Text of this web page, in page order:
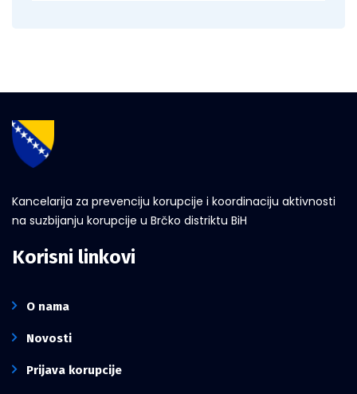
Kancelarija za prevenciju korupcije i koordinaciju aktivnosti
na suzbijanju korupcije u Brčko distriktu BiH
Korisni linkovi
O nama
Novosti
Prijava korupcije